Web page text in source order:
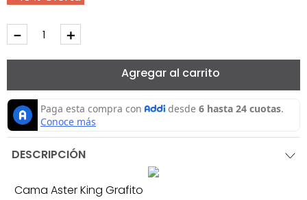
＋
－
Agregar al carrito
DESCRIPCIÓN
Cama Aster King Grafito